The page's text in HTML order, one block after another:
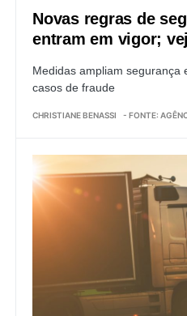
Novas regras de
entram em vigor;
Medidas ampliam segurança
casos de fraude
CHRISTIANE BENASSI - FONTE: